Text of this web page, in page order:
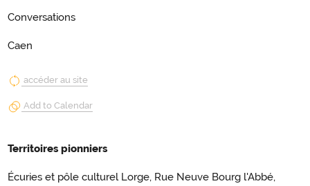
Conversations
Caen
accéder au site
Add to Calendar
Territoires pionniers
Écuries et pôle culturel Lorge, Rue Neuve Bourg l'Abbé,